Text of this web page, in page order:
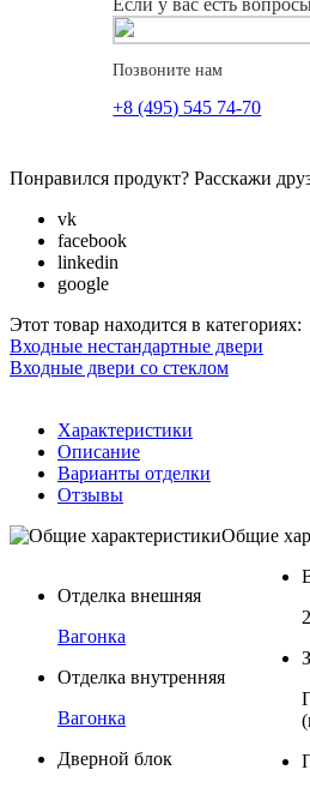
Если у вас есть
Позвоните нам
+8 (495) 545 74-70
Понравился продукт? Расскажи
vk
facebook
linkedin
google
Этот товар находится в категориях:
Входные нестандартные двери
Входные двери со стеклом
Характеристики
Описание
Варианты отделки
Отзывы
Общие
Отделка внешняя
Вагонка
Отделка внутренняя
Вагонка
Дверной блок